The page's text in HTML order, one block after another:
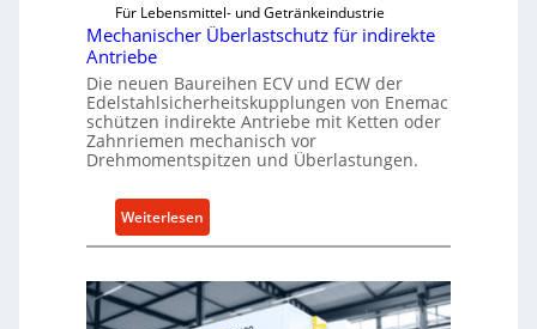
Für Lebensmittel- und Getränkeindustrie
Mechanischer Überlastschutz für indirekte
Antriebe
Die neuen Baureihen ECV und ECW der
Edelstahlsicherheitskupplungen von Enemac
schützen indirekte Antriebe mit Ketten oder
Zahnriemen mechanisch vor
Drehmomentspitzen und Überlastungen.
Weiterlesen
M
c
h